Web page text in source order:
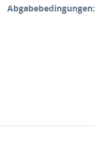
Abgabebedingungen: